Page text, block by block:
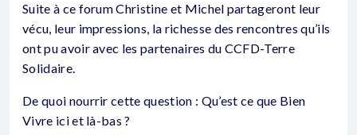
Suite à ce forum Christine et Michel partageront leur
vécu, leur impressions, la richesse des rencontres qu’ils
ont pu avoir avec les partenaires du CCFD-Terre
Solidaire.
De quoi nourrir cette question : Qu’est ce que Bien
Vivre ici et là-bas ?